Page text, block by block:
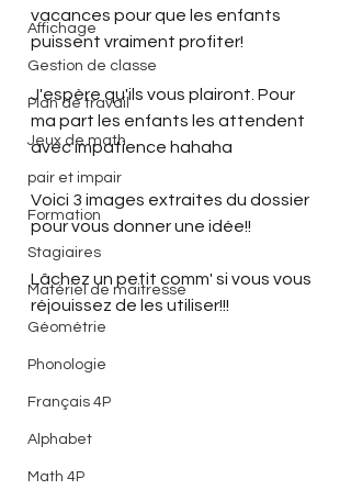
Affichage
Gestion de classe
Plan de travail
Jeux de math
pair et impair
Formation
Stagiaires
Matériel de maitresse
Géométrie
Phonologie
Français 4P
Alphabet
Math 4P
vacances pour que les enfants
puissent vraiment profiter!
J'espère qu'ils vous plairont. Pour
ma part les enfants les attendent
avec impatience hahaha
Voici 3 images extraites du dossier
pour vous donner une idée!!
Lâchez un petit comm' si vous vous
réjouissez de les utiliser!!!